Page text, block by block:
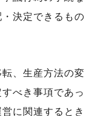
決定できるもの
、生産方法の変
べき事項であっ
に関連するとき